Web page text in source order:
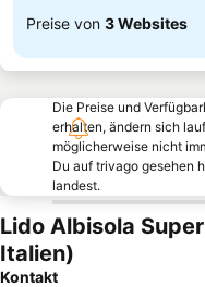
Preise von 3 Websites
Die Preise und
erhalten, ändern sich
möglicherweise nicht
Du auf trivago gesehen
landest.
Lido Albisola
Italien)
Kontakt